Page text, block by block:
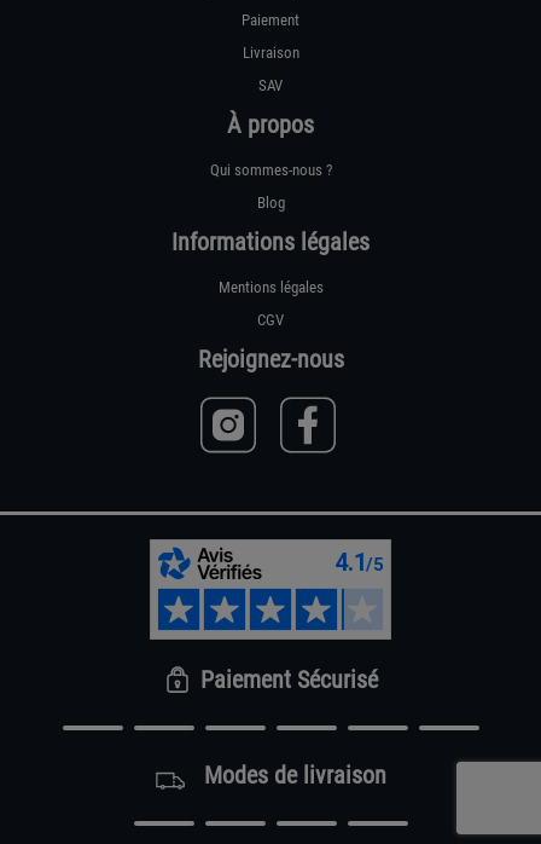
Paiement
Livraison
SAV
À propos
Qui sommes-nous ?
Blog
Informations légales
Mentions légales
CGV
Rejoignez-nous
Paiement Sécurisé
Modes de livraison